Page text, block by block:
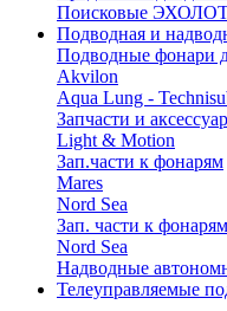
Поисковые
Подводная и
Подводные фонари
Akvilon
Aqua Lung -
Запчасти и
Light & Motion
Зап.части к фонарям
Mares
Nord Sea
Зап. части к фонарям
Nord Sea
Надводные
Телеуправляемые